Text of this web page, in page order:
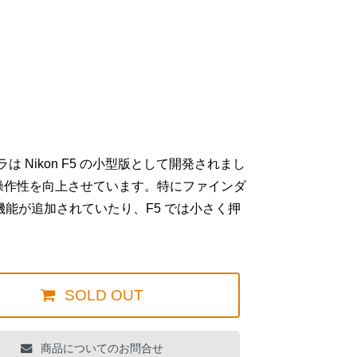
は Nikon F5 の小型版として開発されまし
性を向上させています。特にファインダ
が追加されていたり、F5 では小さく押
SOLD OUT
商品についてのお問合せ